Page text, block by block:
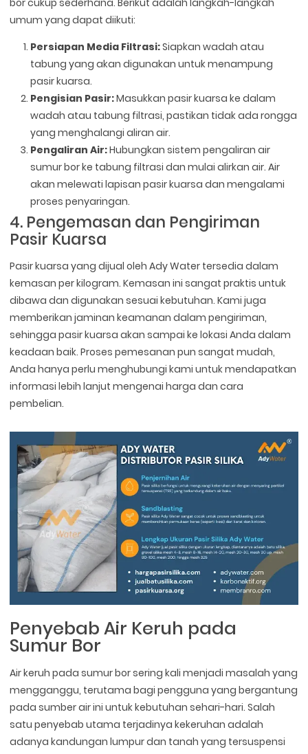
bor cukup sederhana. Berikut adalah langkah-langkah
umum yang dapat diikuti:
Persiapan Media Filtrasi:Siapkan wadah atau
tabung yang akan digunakan untuk menampung
pasir kuarsa.
Pengisian Pasir:Masukkan pasir kuarsa ke dalam
wadah atau tabung filtrasi, pastikan tidak ada rongga
yang menghalangi aliran air.
Pengaliran Air:Hubungkan sistem pengaliran air
sumur bor ke tabung filtrasi dan mulai alirkan air. Air
akan melewati lapisan pasir kuarsa dan mengalami
proses penyaringan.
4. Pengemasan dan Pengiriman
Pasir Kuarsa
Pasir kuarsa yang dijual oleh Ady Water tersedia dalam
kemasan per kilogram. Kemasan ini sangat praktis untuk
dibawa dan digunakan sesuai kebutuhan. Kami juga
memberikan jaminan keamanan dalam pengiriman,
sehingga pasir kuarsa akan sampai ke lokasi Anda dalam
keadaan baik. Proses pemesanan pun sangat mudah,
Anda hanya perlu menghubungi kami untuk mendapatkan
informasi lebih lanjut mengenai harga dan cara
pembelian.
Penyebab Air Keruh pada
Sumur Bor
Air keruh pada sumur bor sering kali menjadi masalah yang
mengganggu, terutama bagi pengguna yang bergantung
pada sumber air ini untuk kebutuhan sehari-hari. Salah
satu penyebab utama terjadinya kekeruhan adalah
adanya kandungan lumpur dan tanah yang tersuspensi